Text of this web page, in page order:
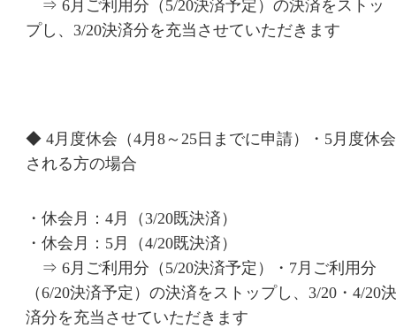
⇒ 6月ご利用分（5/20決済予定）の決済をストッ
プし、3/20決済分を充当させていただきます
◆ 4月度休会（4月8～25日までに申請）・5月度休会
される方の場合
・休会月：4月（3/20既決済）
・休会月：5月（4/20既決済）
⇒ 6月ご利用分（5/20決済予定）・7月ご利用分
（6/20決済予定）の決済をストップし、3/20・4/20決
済分を充当させていただきます